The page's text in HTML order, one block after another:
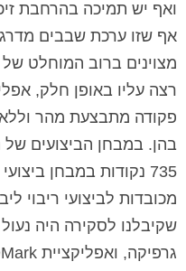
אף שזו ערכת שבבים מדרג
מצוינים ברוב המוחלט
רצה עליו באופן חלק,
פקודה מתבצעת מהר
מכובדות לביצועי ריבוי
שקיבלנו לסקירה היה